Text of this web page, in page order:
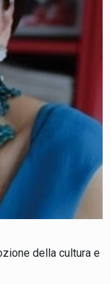
della cultura e